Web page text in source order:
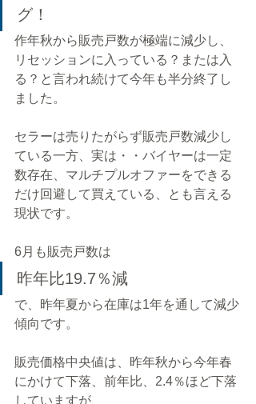
グ！
作年秋から販売戸数が極端に減少し、
リセッションに入っている？または入
る？と言われ続けて今年も半分終了し
ました。
セラーは売りたがらず販売戸数減少し
ている一方、実は・・バイヤーは一定
数存在、マルチプルオファーをできる
だけ回避して買えている、とも言える
現状です。
6月も販売戸数は
昨年比19.7％減
で、昨年夏から在庫は1年を通して減少
傾向です。
販売価格中央値は、昨年秋から今年春
にかけて下落、前年比、2.4％ほど下落
していますが、